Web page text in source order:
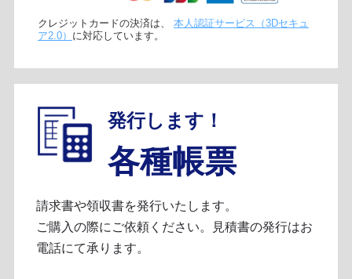
クレジットカードの決済は、 本人認証サービス（3Dセキュ
ア2.0） に対応しています。
発行します！
各種帳票
請求書や領収書を発行いたします。
ご購入の際にご依頼ください。見積書の発行はお
電話にて承ります。